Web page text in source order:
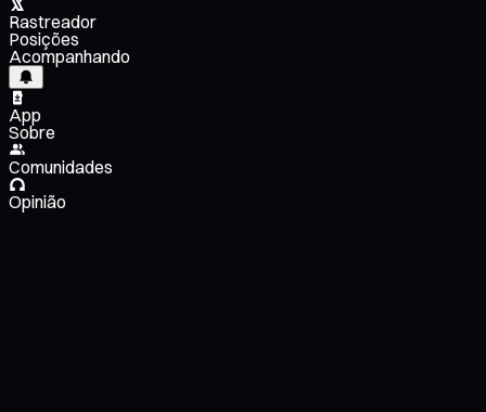
Rastreador
Posições
Acompanhando
App
Sobre
Comunidades
Opinião